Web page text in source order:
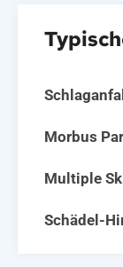
Morbus
Multiple
Schädel-